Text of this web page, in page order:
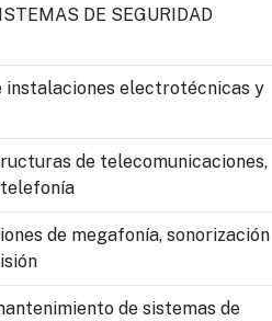
DE SEGURIDAD
instalaciones electrotécnicas y
de telecomunicaciones,
de megafonía, sonorización
de sistemas de